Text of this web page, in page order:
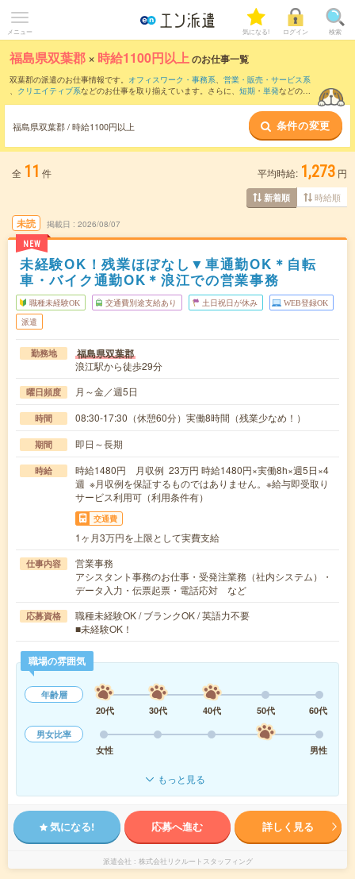
メニュー 気になる! ログイン 検索
福島県双葉郡 × 時給1100円以上のお仕事一覧
双葉郡の派遣のお仕事情報です。 オフィスワーク・事務系、 営業・販売・サービス系
、 クリエイティブ系などのお仕事を取り揃えています。さらに、 短期 ・ 単発などの期
福島県双葉郡 / 時給1100円以上 条件の変更
全 11 件 平均時給: 1,273 円
新着順 時給順
未読
NEW
掲載日 2026/08/07
未経験OK！残業ほぼなし▼車通勤OK＊自転
車・バイク通勤OK＊浪江での営業事務
職種未経験OK 交通費別途支給あり 土日祝日が休み WEB登録OK
派遣
勤務地 福島県双葉郡
浪江駅から徒歩29分
曜日頻度 月～金／週5日
時間 08:30-17:30（休憩60分）実働8時間（残業少なめ！）
期間 即日～長期
時給
時給1480円 月収例 23万円 時給1480円×実働8h×週5日×4
週 ※月収例を保証するものではありません。※給与即受取り
サービス利用可（利用条件有）
交通費
1ヶ月3万円を上限として実費支給
仕事内容
営業事務
アシスタント事務のお仕事・受発注業務（社内システム）・
データ入力・伝票起票・電話応対 など
応募資格
職種未経験OK / ブランクOK / 英語力不要
■未経験OK！
職場の雰囲気
年齢層
20代
30代 40代 50代
60代
男女比率
女性
男性
もっと見る
気になる! 応募へ進む 詳しく見る
派遣会社 株式会社リクルートスタッフィング